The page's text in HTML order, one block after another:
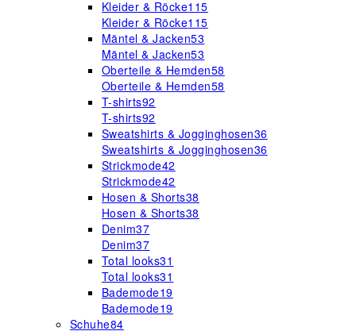
Kleider & Röcke115
Kleider & Röcke115
Mäntel & Jacken53
Mäntel & Jacken53
Oberteile & Hemden58
Oberteile & Hemden58
T-shirts92
T-shirts92
Sweatshirts & Jogginghosen36
Sweatshirts & Jogginghosen36
Strickmode42
Strickmode42
Hosen & Shorts38
Hosen & Shorts38
Denim37
Denim37
Total looks31
Total looks31
Bademode19
Bademode19
Schuhe84